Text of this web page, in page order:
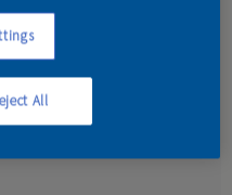
All